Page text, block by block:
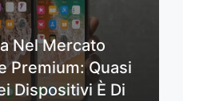
Nel Mercato
Premium: Quasi
Dispositivi È Di